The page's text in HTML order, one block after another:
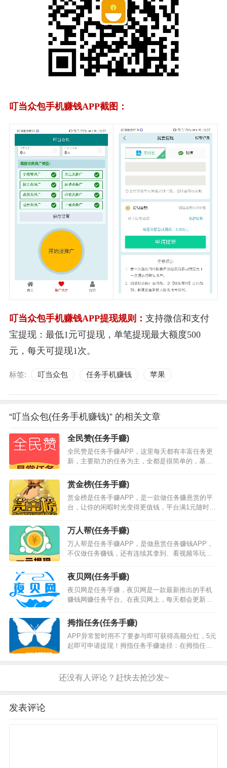
叮当众包手机赚钱APP截图：
叮当众包手机赚钱APP提现规则： 支持微信和支付
宝提现：最低1元可提现，单笔提现最大额度500
元，每天可提现1次。
标签: 叮当众包 任务手机赚钱 苹果
“叮当众包(任务手机赚钱)” 的相关文章
全民赞(任务手赚)
全民赞是任务手赚APP，这里每天都有丰富任务更
新，主要助力的任务为主，全都是很简单的，基本
试玩任务，感兴趣的话就来下载试试看吧！手赚途
径：在全民赞接各种简单任务（主要助力的任务为
主）赚取佣金，还可以通过新游戏试玩来获取佣
金。全民赞下载地址：点击我下载全民赞APP或者
扫描下面的二维码下载，安装后填写邀请码
（145qds）可获得奖励。全民赞APP截图：全民
赏金榜(任务手赚)
赏金榜是任务手赚APP，是一款做任务赚悬赏的平
台，让你的闲暇时光变得更值钱，平台满1元随时可
基本没操作难度，能让大家都轻松赚零花钱，还有
游戏试玩任务、阅读任务、分享任务等，感兴趣的
话就来下载试试看吧，几分钟已经足够完成一个任
务了，不要浪费赚零花钱的时间。赏金榜手赚途
径：在赏金榜接各种简单任务（注册下载、关注评
论、电商相关、投票砍价和转发分享等任务）赚取
万人帮(任务手赚)
万人帮是任务手赚APP，是做悬赏任务赚钱APP，
不仅做任务赚钱，还有连续其拿到、看视频等玩法
后，平台上面每天都有大量任务发布，任务种类丰
富多样，福利也很多，对手机兼职感兴趣的用户直
接使用这款软件就可以轻松的搞定，万人帮平台稳
定长久，除了传统的帮人砍价、悬赏互助，还增加
了种水果赚钱的小游戏，新人赚取的收益满一元就
能提现，后续两元起提现，快速到账，安全无忧…
夜贝网(任务手赚)
夜贝网是任务手赚，夜贝网是一款最新推出的手机
赚钱网赚任务平台。在夜贝网上，每天都会更新超
成任务就可以轻松获得佣金。汇集试玩、看视频、
点赞、挂机等在内的多种赚钱任务，夜贝网不仅赚
钱任务类型繁多，而且夜贝网操作起来都很简单！
夜贝网手赚途径：在夜贝网接各种简单任务（微信
维…
拇指任务(任务手赚)
APP异常暂时用不了要参与即可获得高额分红，5元
起即可申请提现！拇指任务手赚途径：在拇指任务
任务等）赚取佣金，还可以通过新游戏试玩来获取
快币。拇指任务下载地址：点击我下载拇指任务
发表评论